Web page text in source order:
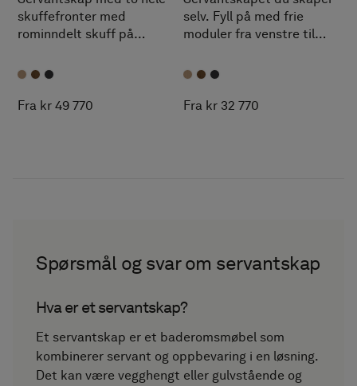
skuffefronter med
rominndelt skuff på
eik. TX Top Extreme™.
Fra kr 49 770
selv. Fyll på med frie
moduler fra venstre til
servantskapet ditt vokser
Fra kr 32 770
Spørsmål og svar om servantskap
Hva er et servantskap?
Et servantskap er et baderomsmøbel som
kombinerer servant og oppbevaring i en løsning.
Det kan være vegghengt eller gulvstående og